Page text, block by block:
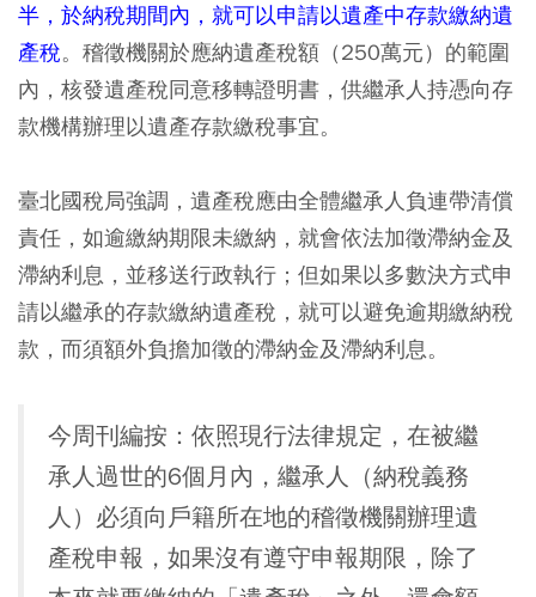
半，於納稅期間內，就可以申請以遺產中存款繳納遺
產稅。稽徵機關於應納遺產稅額（250萬元）的範圍
內，核發遺產稅同意移轉證明書，供繼承人持憑向存
款機構辦理以遺產存款繳稅事宜。
臺北國稅局強調，遺產稅應由全體繼承人負連帶清償
責任，如逾繳納期限未繳納，就會依法加徵滯納金及
滯納利息，並移送行政執行；但如果以多數決方式申
請以繼承的存款繳納遺產稅，就可以避免逾期繳納稅
款，而須額外負擔加徵的滯納金及滯納利息。
今周刊編按：依照現行法律規定，在被繼
承人過世的6個月內，繼承人（納稅義務
人）必須向戶籍所在地的稽徵機關辦理遺
產稅申報，如果沒有遵守申報期限，除了